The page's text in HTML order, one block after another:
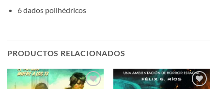
6 dados polihédricos
PRODUCTOS RELACIONADOS